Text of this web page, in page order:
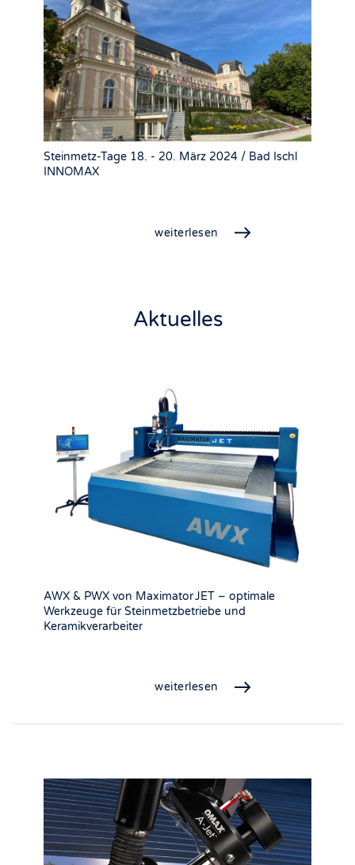
Steinmetz-Tage 18. - 20. März 2024 / Bad Ischl
INNOMAX
weiterlesen
Aktuelles
AWX & PWX von Maximator JET – optimale
Werkzeuge für Steinmetzbetriebe und
Keramikverarbeiter
weiterlesen